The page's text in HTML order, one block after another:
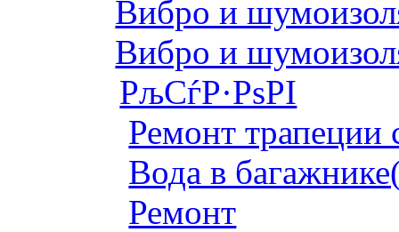
Вибро и
Вибро и
РљСѓР·РѕРІ
Ремонт трапеции
Вода в
Ремонт